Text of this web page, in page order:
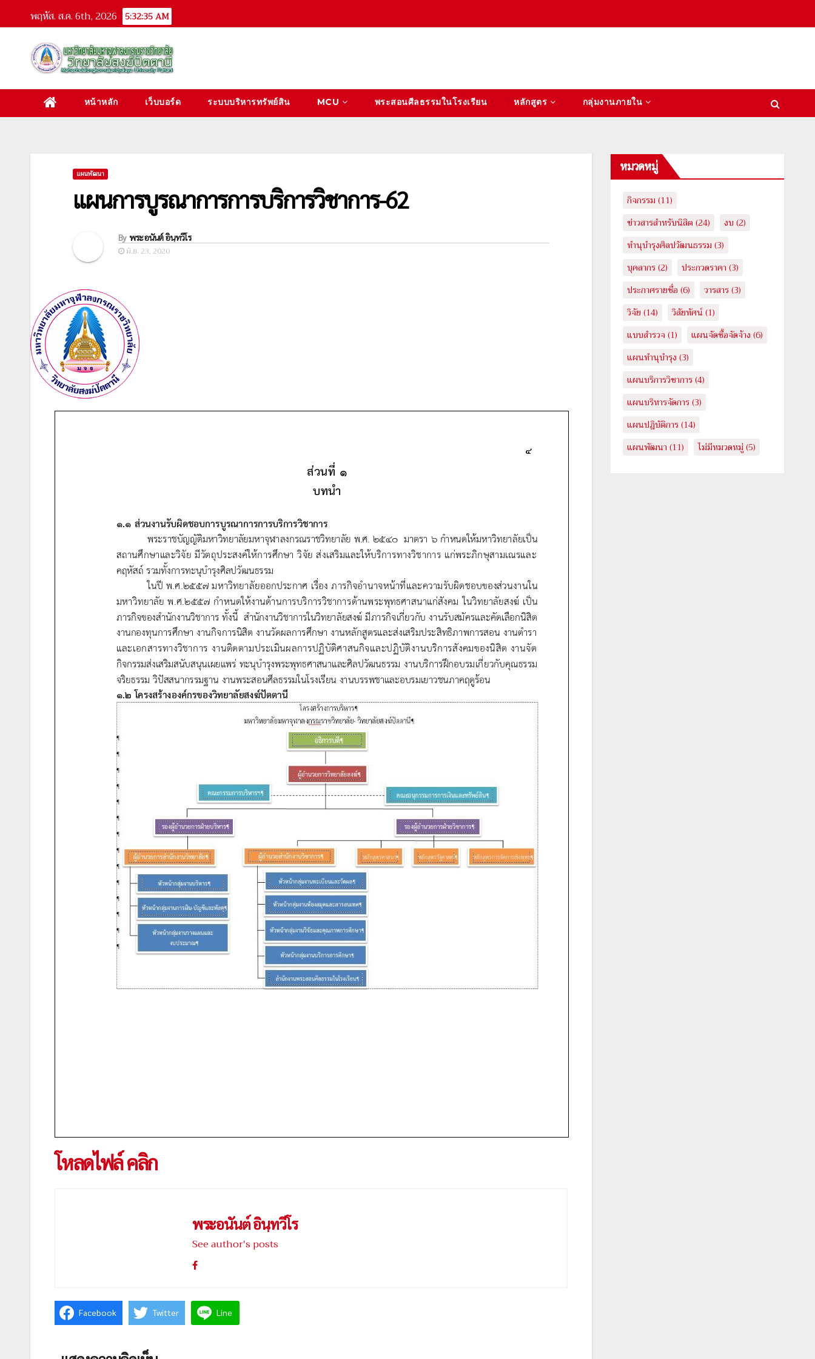
พฤหัส. ส.ค. 6th, 2026 5:32:36 AM
หน้าหลัก เว็บบอร์ด ระบบบริหารทรัพย์สิน MCU พระสอนศีลธรรมในโรงเรียน หลักสูตร กลุ่มงานภายใน
แผนพัฒนา
แผนการบูรณาการการบริการวิชาการ-62
By พระอนันต์ อินฺทวีโร
มิ.ย. 23, 2020
โหลดไฟล์ คลิก
พระอนันต์ อินฺทวีโร
See author's posts
Facebook Twitter Line
หมวดหมู่
กิจกรรม (11)
ข่าวสารสำหรับนิสิต (24) งบ (2)
ทำนุบำรุงศิลปวัฒนธรรม (3)
บุคลากร(2) ประกวดราคา (3)
ประกาศรายชื่อ (6) วารสาร(3)
วิจัย (14) วิสัยทัศน์(1)
แบบสำรวจ (1) แผนจัดซื้อจัดจ้าง (6)
แผนทำนุบำรุง (3)
แผนบริการวิชาการ(4)
แผนบริหารจัดการ(3)
แผนปฎิบัติการ(14)
แผนพัฒนา (11) ไม่มีหมวดหมู่(5)